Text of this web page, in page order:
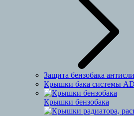
Защита бензобака
Крышки бака системы
Крышки бензобака